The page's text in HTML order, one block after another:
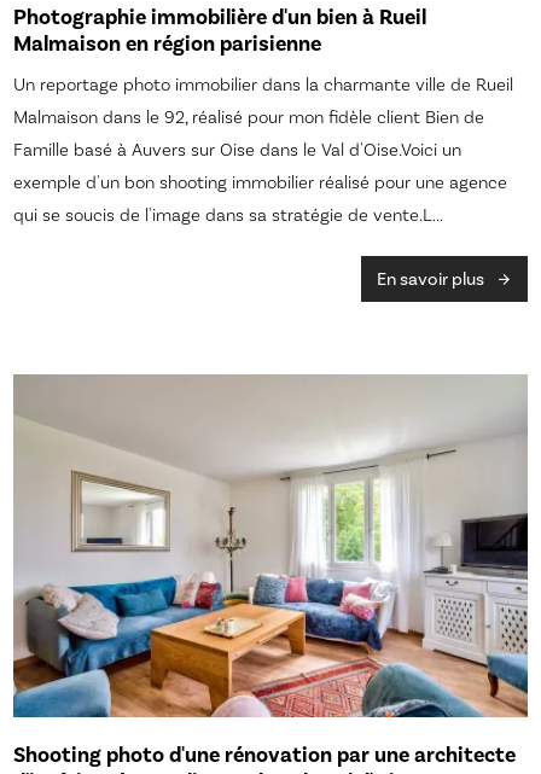
Photographie immobilière d'un bien à Rueil
Malmaison en région parisienne
Un reportage photo immobilier dans la charmante ville de Rueil
Malmaison dans le 92, réalisé pour mon fidèle client Bien de
Famille basé à Auvers sur Oise dans le Val d'Oise.Voici un
exemple d'un bon shooting immobilier réalisé pour une agence
qui se soucis de l'image dans sa stratégie de vente.L...
En savoir plus
Shooting photo d'une rénovation par une architecte